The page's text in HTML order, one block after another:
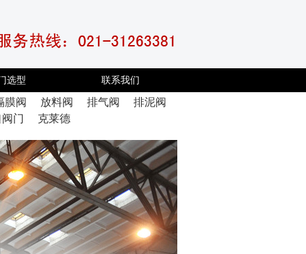
选型 联系我们
膜阀 放料阀 排气阀
排泥阀
门 克莱德